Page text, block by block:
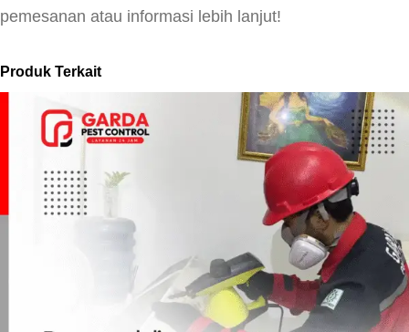
pemesanan atau informasi lebih lanjut!
Produk Terkait